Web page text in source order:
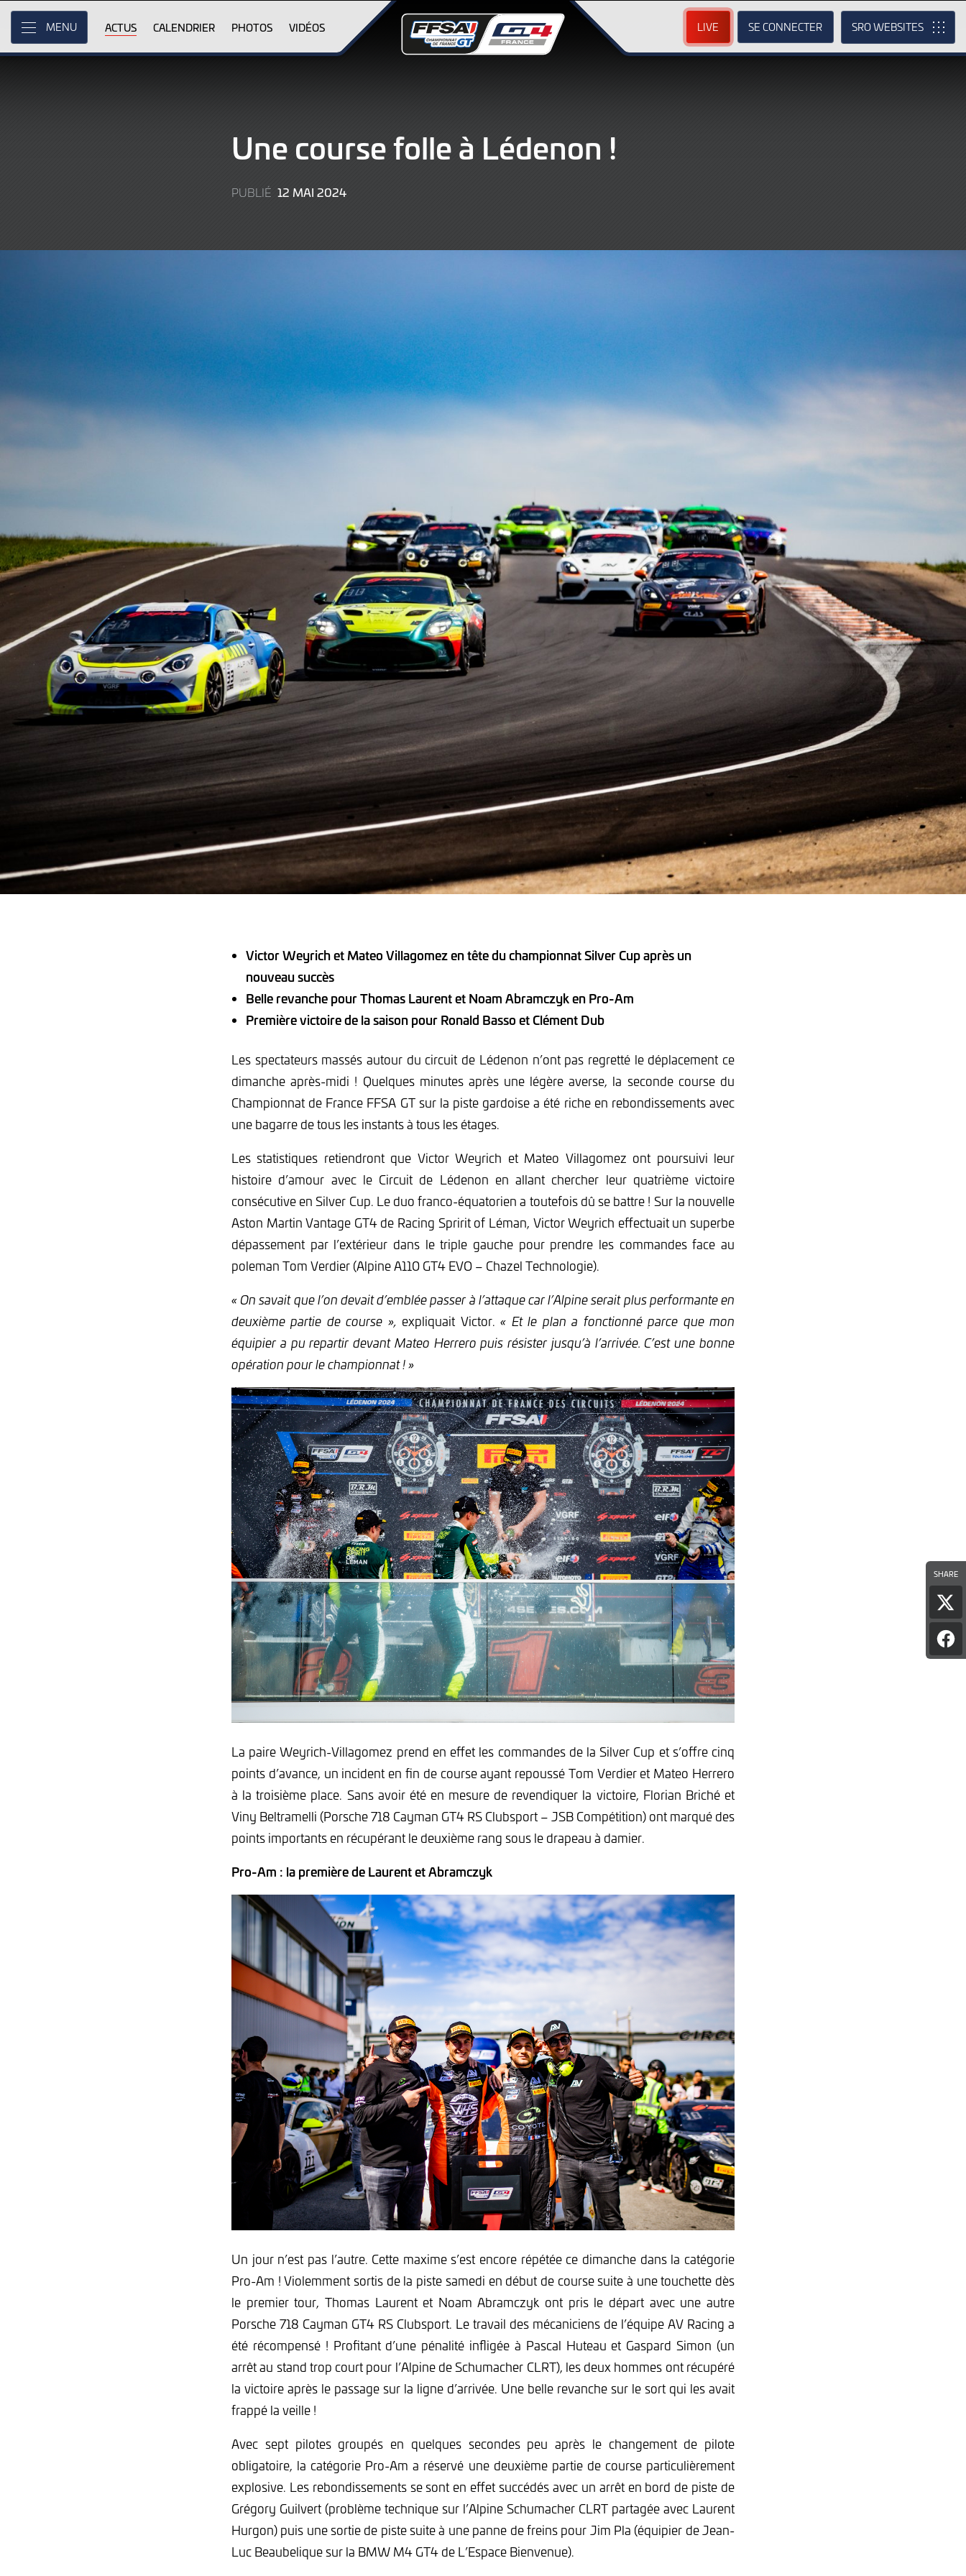
Skip
Main
Content
MENU ACTUS CALENDRIER PHOTOS VIDÉOS LIVE SE CONNECTER SRO
Une course folle à Lédenon !
PUBLIÉ 12 MAI 202412
SHARE
sur
X
Victor Weyrich et Mateo Villagomez en tête du championnat Silver Cup après un
nouveau succès
Belle revanche pour Thomas Laurent et Noam Abramczyk en Pro-Am
Première victoire de la saison pour Ronald Basso et Clément Dub
Les spectateurs massés autour du circuit de Lédenon n’ont pas regretté le déplacement ce
dimanche après-midi ! Quelques minutes après une légère averse, la seconde course du
Championnat de France FFSA GT sur la piste gardoise a été riche en rebondissements avec
une bagarre de tous les instants à tous les étages.
Les statistiques retiendront que Victor Weyrich et Mateo Villagomez ont poursuivi leur
histoire d’amour avec le Circuit de Lédenon en allant chercher leur quatrième victoire
consécutive en Silver Cup. Le duo franco-équatorien a toutefois dû se battre ! Sur la nouvelle
Aston Martin Vantage GT4 de Racing Spririt of Léman, Victor Weyrich effectuait un superbe
dépassement par l’extérieur dans le triple gauche pour prendre les commandes face au
poleman Tom Verdier (Alpine A110 GT4 EVO – Chazel Technologie).
« On savait que l’on devait d’emblée passer à l’attaque car l’Alpine serait plus performante en
deuxième partie de course », expliquait Victor.« Et le plan a fonctionné parce que mon
équipier a pu repartir devant Mateo Herrero puis résister jusqu’à l’arrivée. C’est une bonne
opération pour le championnat ! »
La paire Weyrich-Villagomez prend en effet les commandes de la Silver Cup et s’offre cinq
points d’avance, un incident en fin de course ayant repoussé Tom Verdier et Mateo Herrero
à la troisième place. Sans avoir été en mesure de revendiquer la victoire, Florian Briché et
Viny Beltramelli (Porsche 718 Cayman GT4 RS Clubsport – JSB Compétition) ont marqué des
points importants en récupérant le deuxième rang sous le drapeau à damier.
Pro-Am : la première de Laurent et Abramczyk
Un jour n’est pas l’autre. Cette maxime s’est encore répétée ce dimanche dans la catégorie
Pro-Am ! Violemment sortis de la piste samedi en début de course suite à une touchette dès
le premier tour, Thomas Laurent et Noam Abramczyk ont pris le départ avec une autre
Porsche 718 Cayman GT4 RS Clubsport. Le travail des mécaniciens de l’équipe AV Racing a
été récompensé ! Profitant d’une pénalité infligée à Pascal Huteau et Gaspard Simon (un
arrêt au stand trop court pour l’Alpine de Schumacher CLRT), les deux hommes ont récupéré
la victoire après le passage sur la ligne d’arrivée. Une belle revanche sur le sort qui les avait
frappé la veille !
Avec sept pilotes groupés en quelques secondes peu après le changement de pilote
obligatoire, la catégorie Pro-Am a réservé une deuxième partie de course particulièrement
explosive. Les rebondissements se sont en effet succédés avec un arrêt en bord de piste de
Grégory Guilvert (problème technique sur l’Alpine Schumacher CLRT partagée avec Laurent
Hurgon) puis une sortie de piste suite à une panne de freins pour Jim Pla (équipier de Jean-
Luc Beaubelique sur la BMW M4 GT4 de L’Espace Bienvenue).